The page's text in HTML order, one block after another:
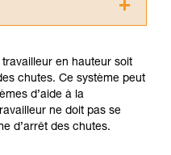
compris les
technique pour
complément
nécessite une
en hauteur soit
chutes. Ce système peut
d’aide à la
ne doit pas se
d’arrêt des chutes.